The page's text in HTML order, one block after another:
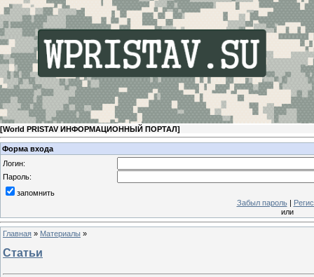
[World PRISTAV ИНФОРМАЦИОННЫЙ ПОРТАЛ]
Форма входа
Логин:
Пароль:
запомнить
Забыл пароль|
или
Главная » Материалы »
Статьи